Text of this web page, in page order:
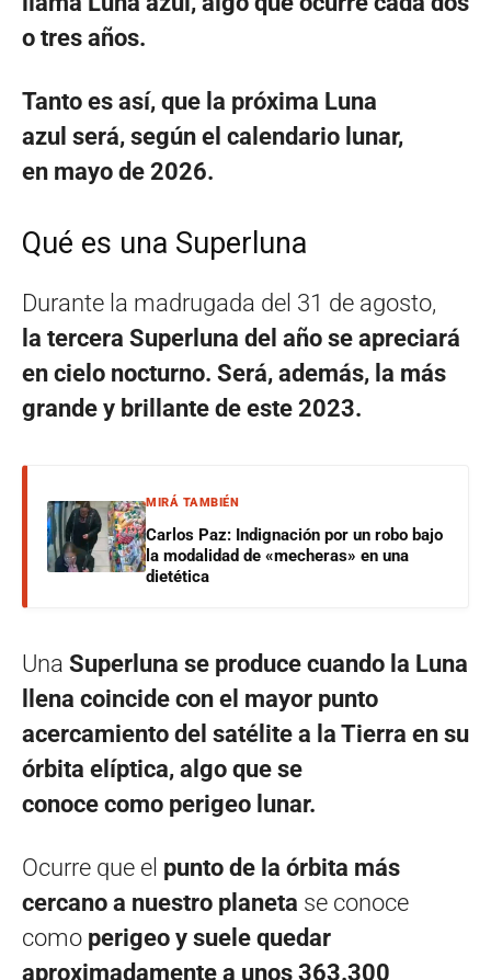
o tres años.
Tanto es así, que la próxima Luna
azul será, según el calendario lunar,
en mayo de 2026.
Qué es una Superluna
Durante la madrugada del 31 de agosto,
la tercera Superluna del año se apreciará
en cielo nocturno. Será, además, la más
grande y brillante de este 2023.
MIRÁ TAMBIÉN
Carlos Paz: Indignación por un robo bajo
la modalidad de «mecheras» en una
dietética
Una Superluna se produce cuando la Luna
llena coincide con el mayor punto
acercamiento del satélite a la Tierra en su
órbita elíptica, algo que se
conoce como perigeo lunar.
Ocurre que el punto de la órbita más
cercano a nuestro planeta se conoce
como perigeo y suele quedar
aproximadamente a unos 363.300